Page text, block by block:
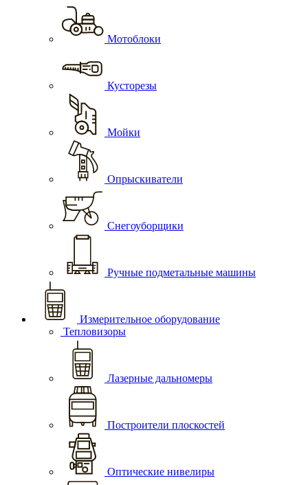
Мотоблоки
Кусторезы
Мойки
Опрыскиватели
Снегоуборщики
Ручные подметальные машины
Измерительное оборудование
Тепловизоры
Лазерные дальномеры
Построители плоскостей
Оптические нивелиры